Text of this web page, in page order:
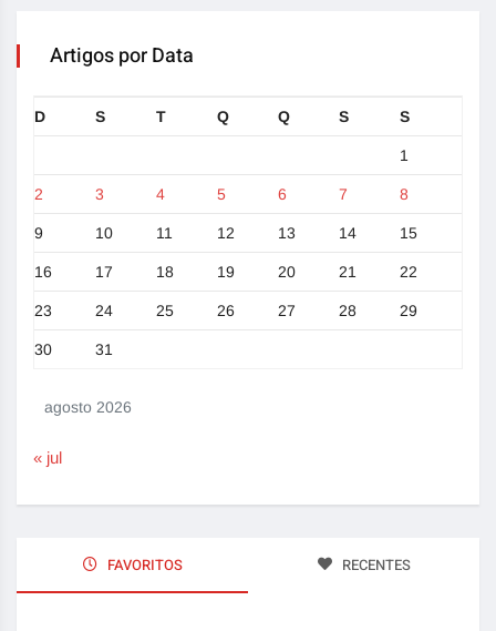
Artigos por Data
agosto 2026
D S T Q Q S S
1
2 3 4 5 6 7 8
9 10 11 12 13 14 15
16 17 18 19 20 21 22
23 24 25 26 27 28 29
30 31
« jul
FAVORITOS RECENTES